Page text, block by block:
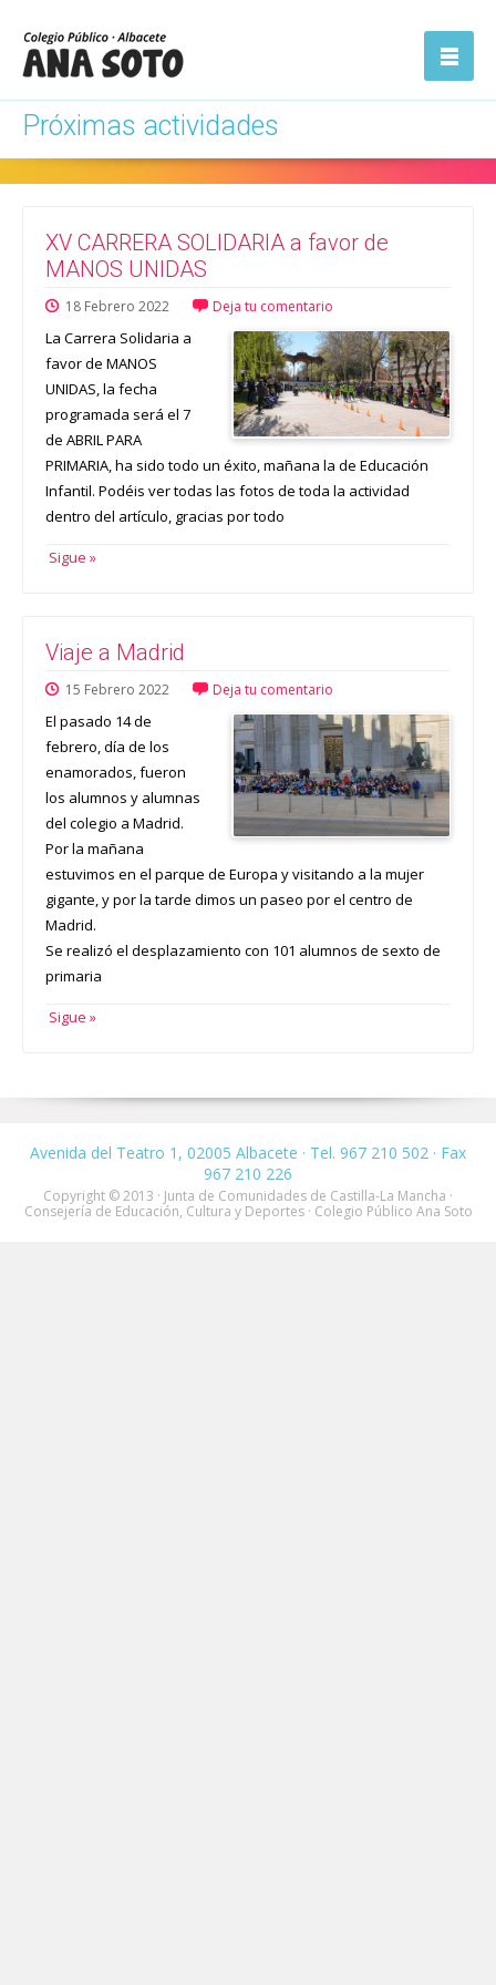
navegación
Próximas actividades
XV CARRERA SOLIDARIA a favor de
MANOS UNIDAS
18 Febrero 2022 Deja tu comentario
La Carrera Solidaria a
favor de MANOS
UNIDAS, la fecha
programada será el 7
de ABRIL PARA
PRIMARIA, ha sido todo un éxito, mañana la de Educación
Infantil. Podéis ver todas las fotos de toda la actividad
dentro del artículo, gracias por todo
Sigue »
Viaje a Madrid
15 Febrero 2022 Deja tu comentario
El pasado 14 de
febrero, día de los
enamorados, fueron
los alumnos y alumnas
del colegio a Madrid.
Por la mañana
estuvimos en el parque de Europa y visitando a la mujer
gigante, y por la tarde dimos un paseo por el centro de
Madrid.
Se realizó el desplazamiento con 101 alumnos de sexto de
primaria
Sigue »
Avenida del Teatro 1, 02005 Albacete · Tel. 967 210 502 · Fax
967 210 226
Copyright © 2013 · Junta de Comunidades de Castilla-La Mancha ·
Consejería de Educación, Cultura y Deportes · Colegio Público Ana Soto